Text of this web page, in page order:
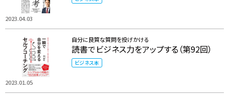
2023.04.03
2023.01.05
自分に良質な質問を投げかける
読書でビジネス力をアップする（第92回）
ビジネス本